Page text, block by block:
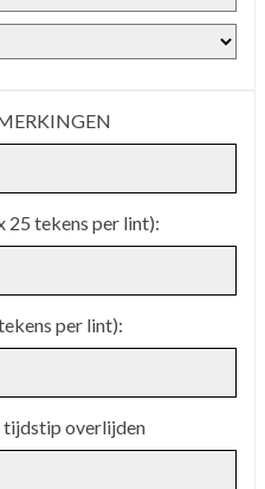
25 tekens per lint):
per lint):
tijdstip overlijden